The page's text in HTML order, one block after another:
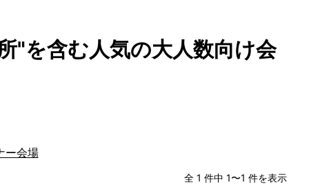
"を含む人気の大人数向け会
ー会場
全 1 件中 1〜1 件を表示